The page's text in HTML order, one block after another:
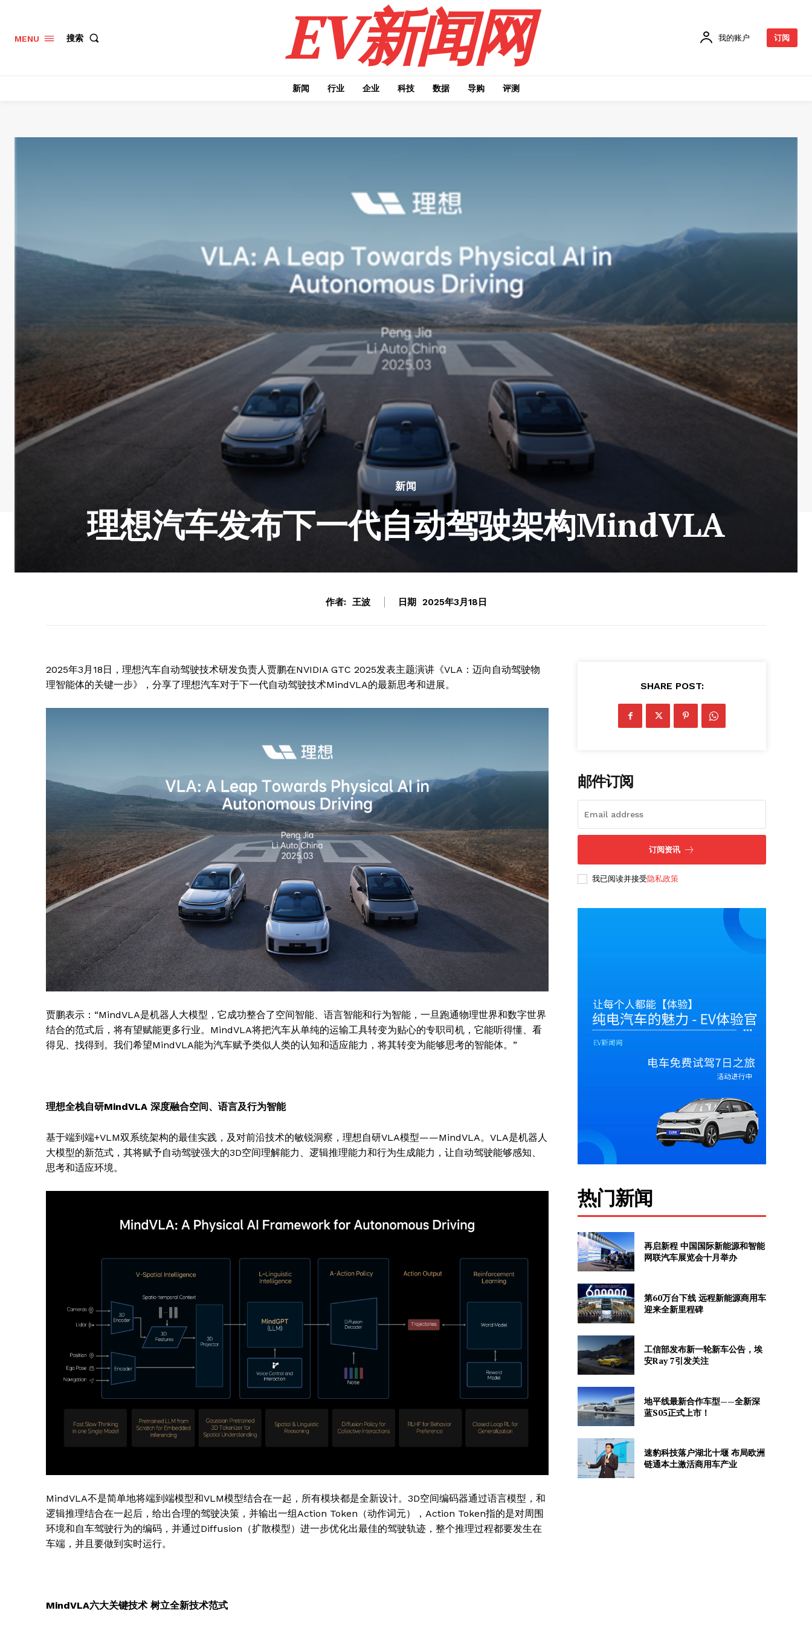
News Week
Magazine PRO
My account
MENU 搜索 EV新闻网 我的账户 订阅
新闻 行业 企业 科技 数据 导购 评测
新闻
理想汽车发布下一代自动驾驶架构MindVLA
作者: 王波 日期 2025年3月18日
2025年3月18日，理想汽车自动驾驶技术研发负责人贾鹏在NVIDIA GTC 2025发表主题演讲《VLA：迈向自动驾驶物
理智能体的关键一步》，分享了理想汽车对于下一代自动驾驶技术MindVLA的最新思考和进展。
贾鹏表示：“MindVLA是机器人大模型，它成功整合了空间智能、语言智能和行为智能，一旦跑通物理世界和数字世界
结合的范式后，将有望赋能更多行业。MindVLA将把汽车从单纯的运输工具转变为贴心的专职司机，它能听得懂、看
得见、找得到。我们希望MindVLA能为汽车赋予类似人类的认知和适应能力，将其转变为能够思考的智能体。”
理想全栈自研MindVLA 深度融合空间、语言及行为智能
基于端到端+VLM双系统架构的最佳实践，及对前沿技术的敏锐洞察，理想自研VLA模型——MindVLA。VLA是机器人
大模型的新范式，其将赋予自动驾驶强大的3D空间理解能力、逻辑推理能力和行为生成能力，让自动驾驶能够感知、
思考和适应环境。
MindVLA不是简单地将端到端模型和VLM模型结合在一起，所有模块都是全新设计。3D空间编码器通过语言模型，和
逻辑推理结合在一起后，给出合理的驾驶决策，并输出一组Action Token（动作词元），Action Token指的是对周围
环境和自车驾驶行为的编码，并通过Diffusion（扩散模型）进一步优化出最佳的驾驶轨迹，整个推理过程都要发生在
车端，并且要做到实时运行。
MindVLA六大关键技术 树立全新技术范式
SHARE POST:
邮件订阅
订阅资讯
我已阅读并接受隐私政策
热门新闻
再启新程 中国国际新能源和智能
网联汽车展览会十月举办
第60万台下线 远程新能源商用车
迎来全新里程碑
工信部发布新一轮新车公告，埃
安Ray 7引发关注
地平线最新合作车型——全新深
蓝S05正式上市！
速豹科技落户湖北十堰 布局欧洲
链通本土激活商用车产业